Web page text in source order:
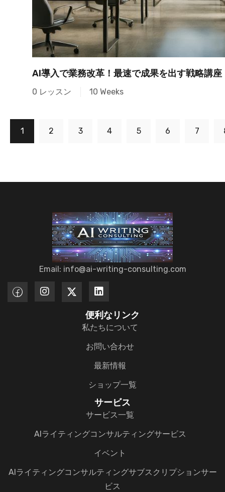
AI導入で業務改革！最速で成果を出す戦略講座
0 レッスン 10 Weeks
1 2 3 4 5 6 7
Email: info@ai-writing-consulting.com
便利なリンク
私たちについて
お問い合わせ
最新情報
ショップ一覧
サービス
サービス一覧
AIライティングコンサルティングサービス
イベント
AIライティングコンサルティングサブスクリプションサー
ビス